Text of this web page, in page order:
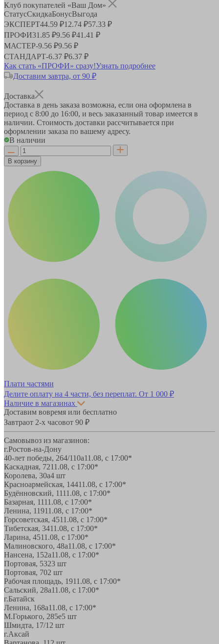
Клуб покупателей «Ваш Дом»
СтатусСкидкаБонусВыгода
ЭКСПЕРТ44.59 ₽12.74 ₽57.33 ₽
ПРОФИ31.85 ₽9.56 ₽41.41 ₽
МАСТЕР-9.56 ₽9.56 ₽
СТАНДАРТ-6.37 ₽6.37 ₽
Как стать «ПРОФИ» сразу!Узнать подробнее
Доставим завтра, от 90 ₽
Доставка
Доставка в день заказа возможна, если она оформлена в
период с 8:00 до 16:00, и весь заказанный товар имеется в
наличии. Стоимость доставки рассчитывается при
оформлении заказа по вашему адресу.
В наличии
В корзину
Плати частями
Делите оплату на 4 части, без переплат. От 1 000 ₽
Наличие в магазинах
Доставим вовремя или бесплатно
Завтраот 2-х часовот 90 ₽
Самовывоз из магазинов:
г.Ростов-на-Дону
40-лет победы, 264/110а11.08, с 17:00*
Каскадная, 7211.08, с 17:00*
Королева, 30а4 шт
Красноармейская, 14411.08, с 17:00*
Будённовский, 1111.08, с 17:00*
Базарная, 1111.08, с 17:00*
Ленина, 11911.08, с 17:00*
Горсоветская, 4511.08, с 17:00*
Тибетская, 3411.08, с 17:00*
Ларина, 4511.08, с 17:00*
Малиновского, 48а11.08, с 17:00*
Нансена, 152а11.08, с 17:00*
Портовая, 5323 шт
Портовая, 702 шт
Рабочая площадь, 1911.08, с 17:00*
Сальский, 28a11.08, с 17:00*
г.Батайск
Ленина, 168а11.08, с 17:00*
М.Горького, 285е5 шт
Шмидта, 17/1 2 шт
г.Аксай